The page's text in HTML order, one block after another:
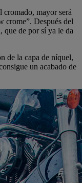
cromado, mayor será
crome”. Después del
que de por sí ya le da
de la capa de níquel,
un acabado de